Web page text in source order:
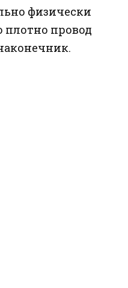
физически
плотно провод